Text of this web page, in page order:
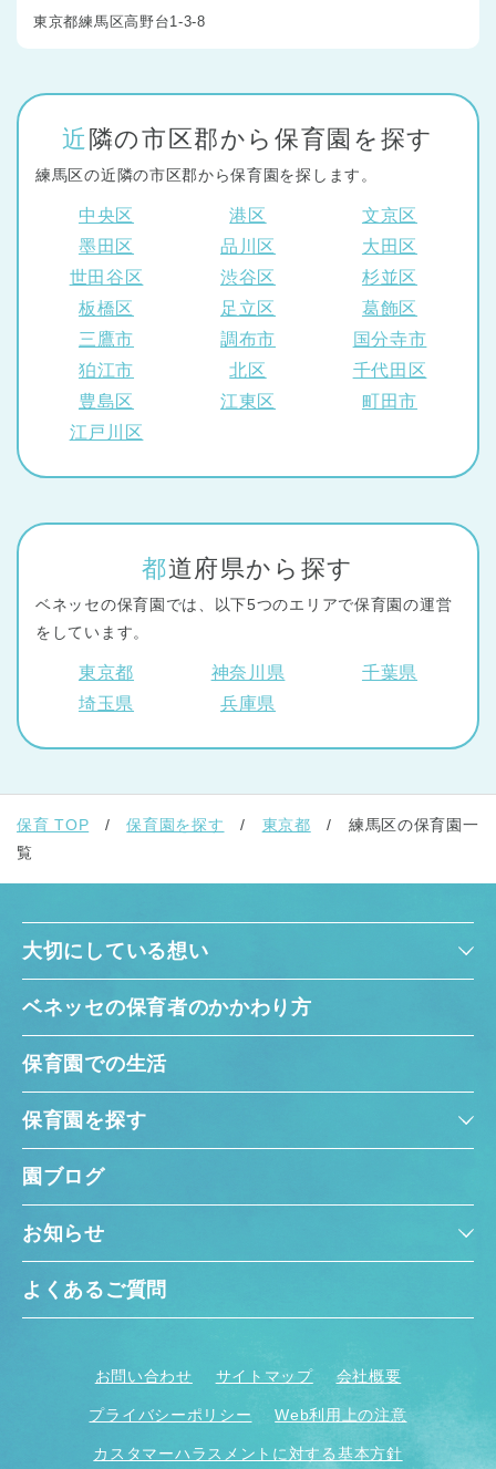
東京都練馬区高野台1-3-8
近隣の市区郡から保育園を探す
練馬区の近隣の市区郡から保育園を探します。
中央区 港区
文京区
墨田区
品川区
大田区
世田谷区
渋谷区
杉並区
板橋区
足立区
葛飾区
三鷹市
調布市
国分寺市
狛江市
北区
千代田区
豊島区
江東区
町田市
江戸川区
都道府県から探す
ベネッセの保育園では、以下5つのエリアで保育園の運営
をしています。
東京都 神奈川県
千葉県
埼玉県
兵庫県
保育 TOP 保育園を探す 東京都
練馬区の保育園一
覧
大切にしている想い
ベネッセの保育者のかかわり方
保育園での生活
保育園を探す
園ブログ
お知らせ
よくあるご質問
お問い合わせ サイトマップ 会社概要
プライバシーポリシー Web利用上の注意
カスタマーハラスメントに対する基本方針